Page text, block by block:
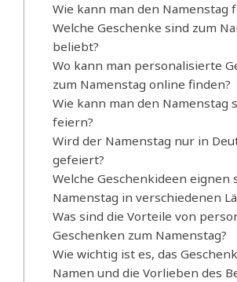
Wie kann man den Namenstag
Welche Geschenke sind zum
beliebt?
Wo kann man personalisierte
zum Namenstag online finden?
Wie kann man den Namenstag
feiern?
Wird der Namenstag nur in
gefeiert?
Welche Geschenkideen eignen
Namenstag in verschiedenen
Was sind die Vorteile von
Geschenken zum Namenstag?
Wie wichtig ist es, das
Namen und die Vorlieben des